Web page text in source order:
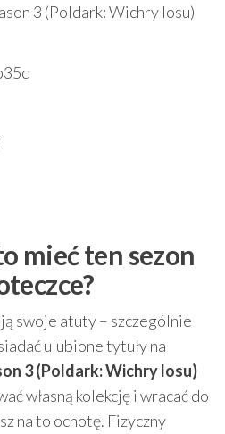
3 (Poldark: Wichry losu)
mieć ten sezon
swoje atuty – szczególnie
ulubione tytuły na
3 (Poldark: Wichry losu)
własną kolekcję i wracać do
na to ochotę. Fizyczny